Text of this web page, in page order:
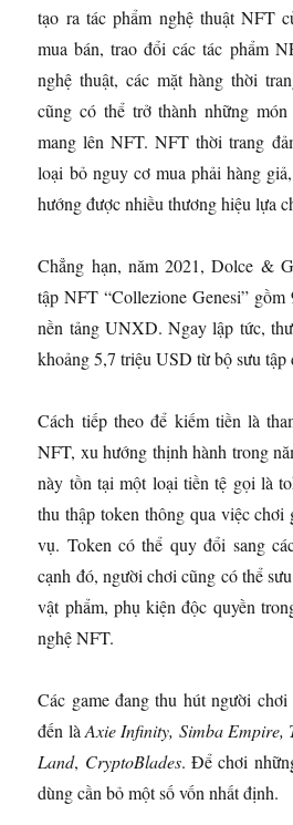
tạo ra tác phẩm nghệ thuật NFT
mua bán, trao đổi các tác phẩm
nghệ thuật, các mặt hàng thời
cũng có thể trở thành những
mang lên NFT. NFT thời trang
loại bỏ nguy cơ mua phải hàng
hướng được nhiều thương hiệu lựa
Chẳng hạn, năm 2021, Dolce &
tập NFT “Collezione Genesi”
nền tảng UNXD. Ngay lập tức,
khoảng 5,7 triệu USD từ bộ sưu tập
Cách tiếp theo để kiếm tiền là
NFT, xu hướng thịnh hành trong
này tồn tại một loại tiền tệ gọi là
thu thập token thông qua việc chơi
vụ. Token có thể quy đổi sang
cạnh đó, người chơi cũng có thể
vật phẩm, phụ kiện độc quyền
nghệ NFT.
Các game đang thu hút người
đến là Axie Infinity, Simba Empire,
Land, CryptoBlades. Để chơi
dùng cần bỏ một số vốn nhất định.